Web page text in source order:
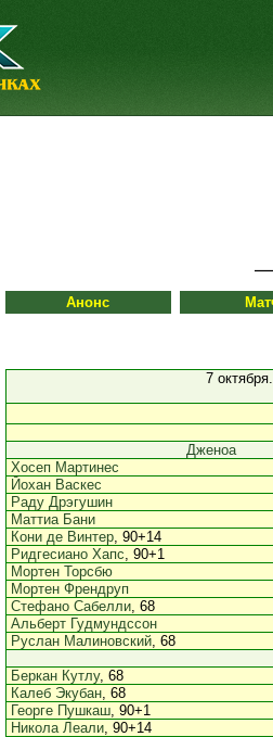
Анонс
7
Дженоа
Хосеп Мартинес
Йохан Васкес
Раду Дрэгушин
Маттиа Бани
Кони де Винтер, 90+14
Ридгесиано Хапс, 90+1
Мортен Торсбю
Мортен Френдруп
Стефано Сабелли, 68
Альберт Гудмундссон
Руслан Малиновский, 68
Беркан Кутлу, 68
Калеб Экубан, 68
Георге Пушкаш, 90+1
Никола Леали, 90+14